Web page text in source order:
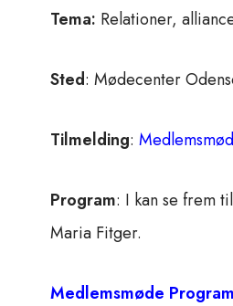
Tema: Relationer,
Sted: Mødecenter
Tilmelding:
Program: I kan se frem
Maria Fitger.
Medlemsmøde Program